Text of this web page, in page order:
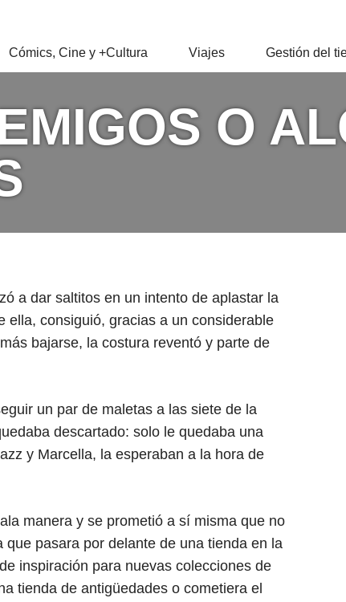
Cómics, Cine y +Cultura Viajes Gestión del
O
a dar saltitos en un intento de aplastar la
ella, consiguió, gracias a un considerable
bajarse, la costura reventó y parte de
un par de maletas a las siete de la
descartado: solo le quedaba una
y Marcella, la esperaban a la hora de
manera y se prometió a sí misma que no
pasara por delante de una tienda en la
inspiración para nuevas colecciones de
tienda de antigüedades o cometiera el